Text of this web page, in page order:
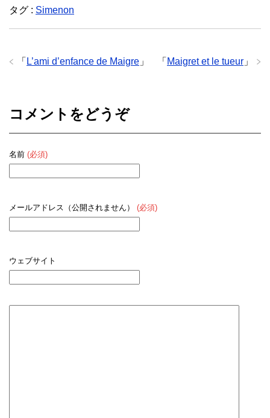
タグ : Simenon
「 Maigret et le tueur 」
「 L’ami d’enfance de Maigre 」
コメントをどうぞ
名前 (必須)
メールアドレス（公開されません） (必須)
ウェブサイト